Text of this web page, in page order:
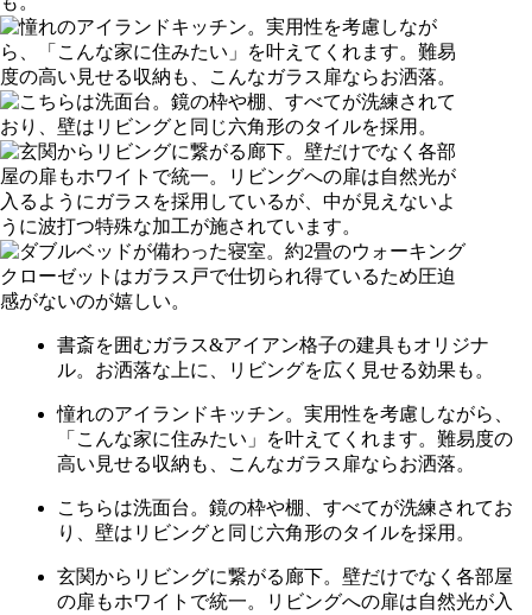
書斎を囲むガラス&アイアン格子の建具もオリジナ
ル。お洒落な上に、リビングを広く見せる効果も。
憧れのアイランドキッチン。実用性を考慮しながら、
「こんな家に住みたい」を叶えてくれます。難易度の
高い見せる収納も、こんなガラス扉ならお洒落。
こちらは洗面台。鏡の枠や棚、すべてが洗練されてお
り、壁はリビングと同じ六角形のタイルを採用。
玄関からリビングに繋がる廊下。壁だけでなく各部屋
の扉もホワイトで統一。リビングへの扉は自然光が入